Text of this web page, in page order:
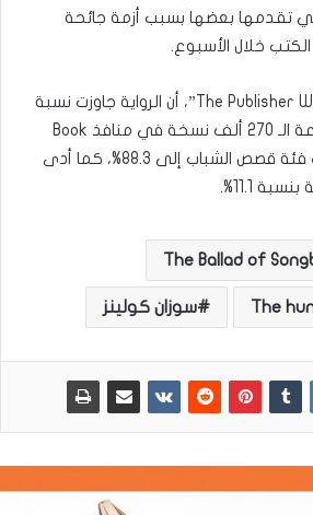
تقدمها بعضها بسبب أزمة جائحة
خلال الأسبوع.
كما أعلن موقع “The Publisher Weekly”، أن الرواية جاوزت نسبة
مبيعات نسخها المطبوعة الـ 270 ألف نسخة في منافذ Book
Scan، ما ارتفع بمبيعات فئة قصص الشباب إلى 88.3%، كما أدى
11.1%.
The Ballad of
سوزان كولينز